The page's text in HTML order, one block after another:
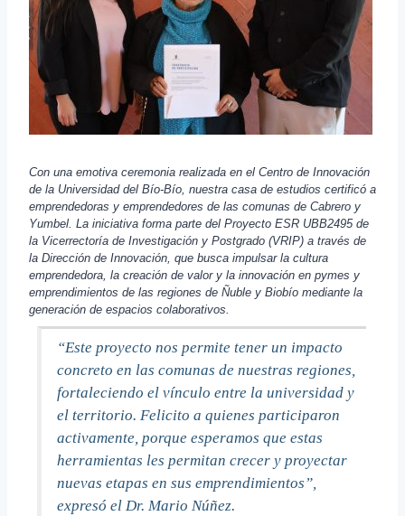
Con una emotiva ceremonia realizada en el Centro de Innovación
de la Universidad del Bío-Bío, nuestra casa de estudios certificó a
emprendedoras y emprendedores de las comunas de Cabrero y
Yumbel. La iniciativa forma parte del Proyecto ESR UBB2495 de
la Vicerrectoría de Investigación y Postgrado (VRIP) a través de
la Dirección de Innovación, que busca impulsar la cultura
emprendedora, la creación de valor y la innovación en pymes y
emprendimientos de las regiones de Ñuble y Biobío mediante la
generación de espacios colaborativos.
“Este proyecto nos permite tener un impacto
concreto en las comunas de nuestras regiones,
fortaleciendo el vínculo entre la universidad y
el territorio. Felicito a quienes participaron
activamente, porque esperamos que estas
herramientas les permitan crecer y proyectar
nuevas etapas en sus emprendimientos”,
expresó el Dr. Mario Núñez.